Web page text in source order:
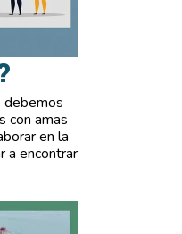
debemos
con amas
en la
a encontrar